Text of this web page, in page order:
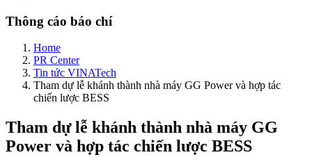
Thông cáo báo chí
Home
PR Center
Tin tức VINATech
Tham dự lễ khánh thành nhà máy GG Power và hợp tác
chiến lược BESS
Tham dự lễ khánh thành nhà máy GG
Power và hợp tác chiến lược BESS